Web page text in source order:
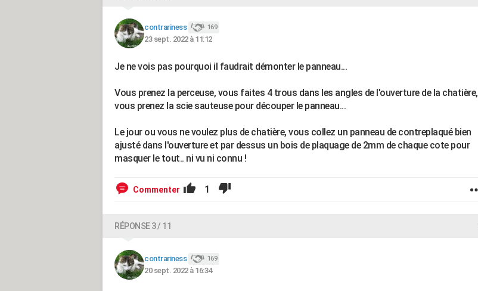
contrariness 169
23 sept. 2022 à 11:12
Je ne vois pas pourquoi il faudrait démonter le panneau...
Vous prenez la perceuse, vous faites 4 trous dans les angles de l'ouverture de la chatière,
vous prenez la scie sauteuse pour découper le panneau...
Le jour ou vous ne voulez plus de chatière, vous collez un panneau de contreplaqué bien
ajusté dans l'ouverture et par dessus un bois de plaquage de 2mm de chaque cote pour
masquer le tout.. ni vu ni connu !
Commenter 1
RÉPONSE 3 / 11
contrariness 169
20 sept. 2022 à 16:34